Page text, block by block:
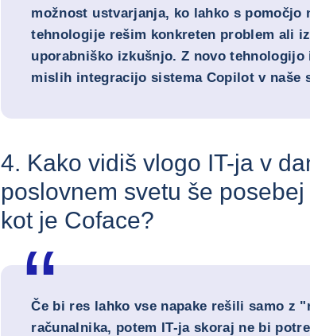
možnost ustvarjanja, ko lahko s pomočjo
tehnologije rešim konkreten problem ali
uporabniško izkušnjo. Z novo tehnologijo
mislih integracijo sistema Copilot v naše
4. Kako vidiš vlogo IT-ja v
poslovnem svetu še
kot je Coface?
Če bi res lahko vse napake rešili samo z
računalnika, potem IT-ja skoraj ne bi